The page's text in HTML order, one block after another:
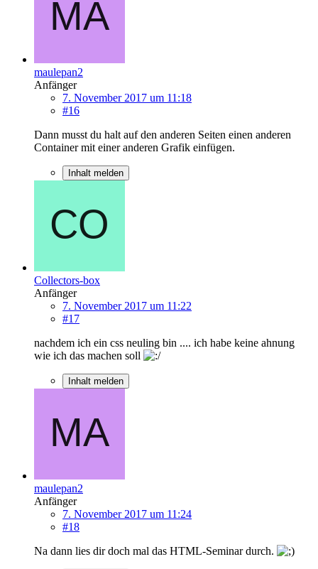
maulepan2
Anfänger
7. November 2017 um 11:18
#16
Dann musst du halt auf den anderen Seiten einen anderen
Container mit einer anderen Grafik einfügen.
Inhalt melden
Collectors-box
Anfänger
7. November 2017 um 11:22
#17
nachdem ich ein css neuling bin .... ich habe keine ahnung
wie ich das machen soll
Inhalt melden
maulepan2
Anfänger
7. November 2017 um 11:24
#18
Na dann lies dir doch mal das HTML-Seminar durch.